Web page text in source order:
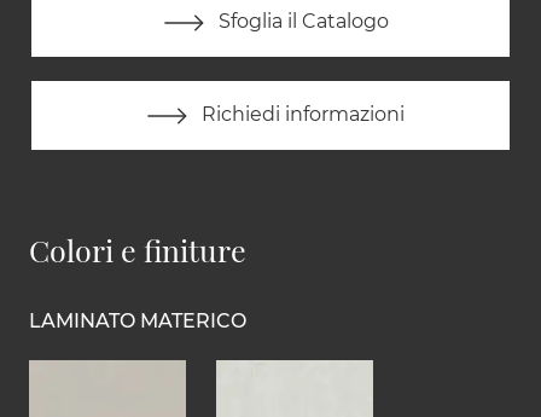
Sfoglia il Catalogo
Richiedi informazioni
Colori e finiture
LAMINATO MATERICO